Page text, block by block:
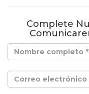
Complete